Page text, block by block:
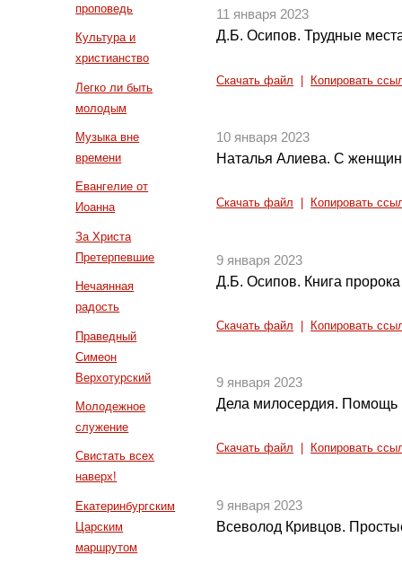
проповедь
Культура и
христианство
Легко ли быть
молодым
Музыка вне
времени
Евангелие от
Иоанна
За Христа
Претерпевшие
Нечаянная
радость
Праведный
Симеон
Верхотурский
Молодежное
служение
Свистать всех
наверх!
Екатеринбургским
Царским
маршрутом
11 января 2023
Д.Б. Осипов. Трудные
Скачать файл Копировать
10 января 2023
Наталья Алиева. С женщин
Скачать файл Копировать
9 января 2023
Д.Б. Осипов. Книга
Скачать файл Копировать
9 января 2023
Дела милосердия. Помощь
Скачать файл Копировать
9 января 2023
Всеволод Кривцов.